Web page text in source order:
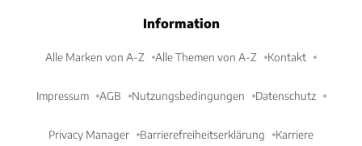
Information
Alle Marken von A-Z Alle Themen von A-Z Kontakt
Impressum AGB Nutzungsbedingungen Datenschutz
Privacy Manager Barrierefreiheitserklärung Karriere